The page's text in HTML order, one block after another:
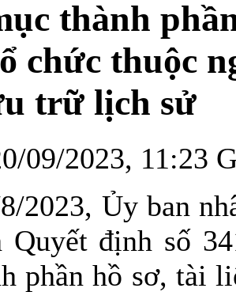
thành
chức thuộc
trữ lịch sử
09/2023, 11:23
2023, Ủy ban
Quyết định số
phần hồ sơ, tài